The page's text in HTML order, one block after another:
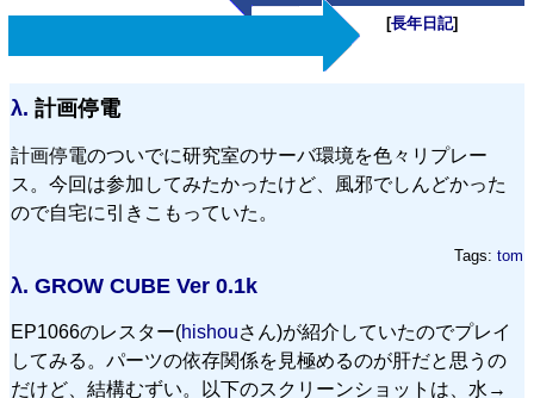
[長年日記]
λ. 計画停電
計画停電のついでに研究室のサーバ環境を色々リプレー
ス。今回は参加してみたかったけど、風邪でしんどかった
ので自宅に引きこもっていた。
Tags: tom
λ. GROW CUBE Ver 0.1k
EP1066のレスター(hishouさん)が紹介していたのでプレイ
してみる。パーツの依存関係を見極めるのが肝だと思うの
だけど、結構むずい。以下のスクリーンショットは、水→